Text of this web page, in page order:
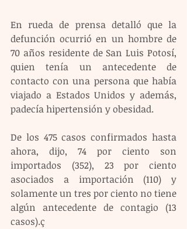
En rueda de prensa detalló que la
defunción ocurrió en un hombre de
70 años residente de San Luis Potosí,
quien tenía un antecedente de
contacto con una persona que había
viajado a Estados Unidos y además,
padecía hipertensión y obesidad.
De los 475 casos confirmados hasta
ahora, dijo, 74 por ciento son
importados (352), 23 por ciento
asociados a importación (110) y
solamente un tres por ciento no tiene
algún antecedente de contagio (13
casos).ç